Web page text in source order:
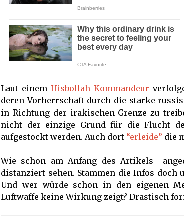
Laut einem Hisbollah Kommandeur
deren Vorherrschaft durch die starke
in Richtung der irakischen Grenze zu
nicht der einzige Grund für die Flucht
aufgestockt werden. Auch dort “erleide” die
Wie schon am Anfang des Artikels
distanziert sehen. Stammen die Infos doch
Und wer würde schon in den eigenen
Luftwaffe keine Wirkung zeigt? Drastisch